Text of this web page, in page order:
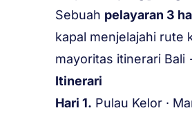
Sebuah pelayaran 3
kapal menjelajahi rute
mayoritas itinerari Bali
Itinerari
Hari 1. Pulau Kelor ·